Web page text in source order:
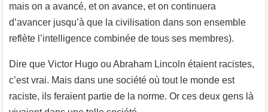
mais on a avancé, et on avance, et on continuera
d’avancer jusqu’à que la civilisation dans son ensemble
reflète l’intelligence combinée de tous ses membres).
Dire que Victor Hugo ou Abraham Lincoln étaient racistes,
c’est vrai. Mais dans une société où tout le monde est
raciste, ils feraient partie de la norme. Or ces deux gens là